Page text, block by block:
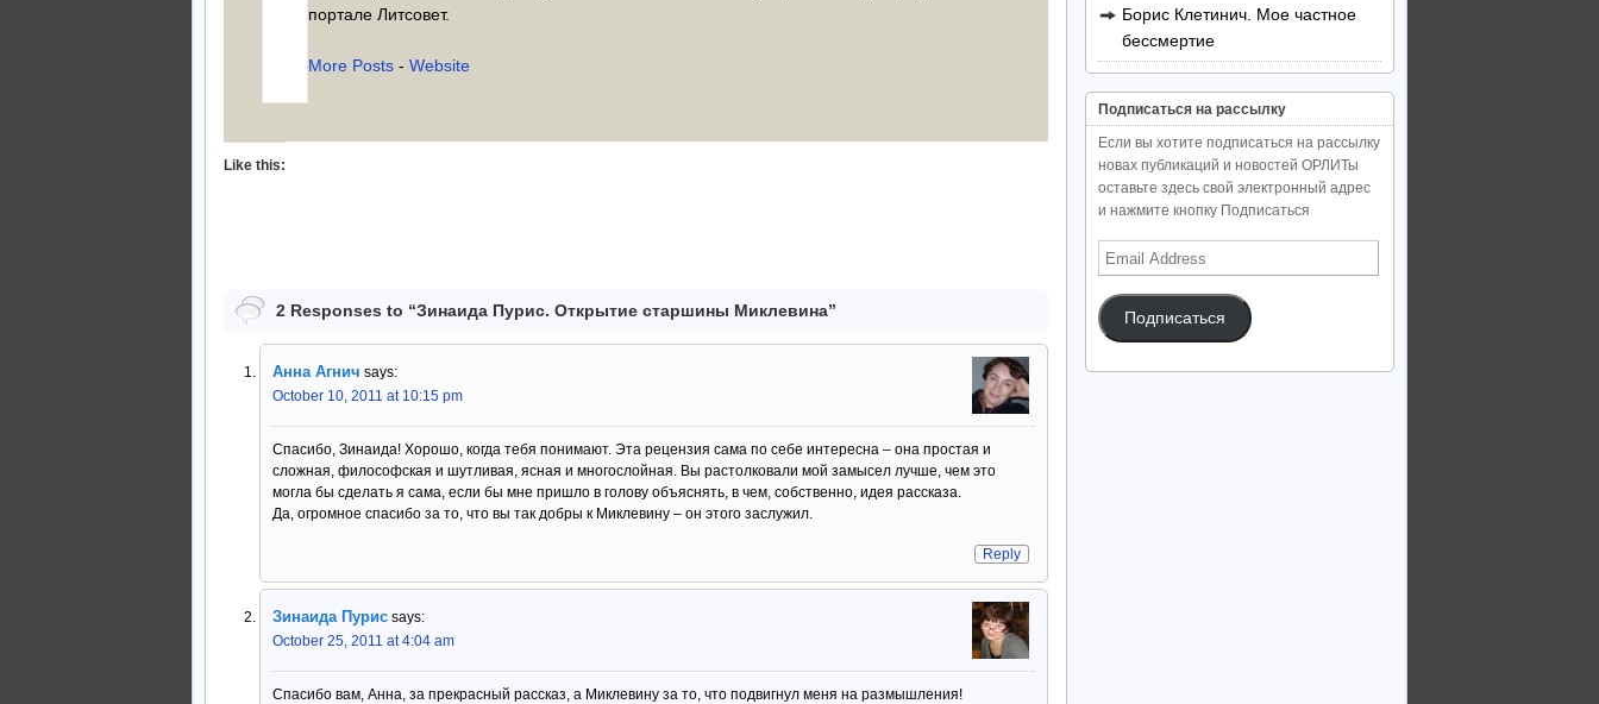
портале Литсовет.
More Posts- Website
Like this:
2 Responses to “Зинаида Пурис. Открытие старшины Миклевина”
Анна Агнич says:
October 10, 2011 at 10:15 pm
Спасибо, Зинаида! Хорошо, когда тебя понимают. Эта рецензия сама по себе интересна – она простая и
сложная, философская и шутливая, ясная и многослойная. Вы растолковали мой замысел лучше, чем это
могла бы сделать я сама, если бы мне пришло в голову объяснять, в чем, собственно, идея рассказа.
Да, огромное спасибо за то, что вы так добры к Миклевину – он этого заслужил.
Reply
Зинаида Пурис says:
October 25, 2011 at 4:04 am
Спасибо вам, Анна, за прекрасный рассказ, а Миклевину за то, что подвигнул меня на размышления!
Борис Клетинич. Мое частное
бессмертие
Подписаться на рассылку
Если вы хотите подписаться на рассылку
новах публикаций и новостей ОРЛИТы
оставьте здесь свой электронный адрес
и нажмите кнопку Подписаться
Email
Address
Подписаться